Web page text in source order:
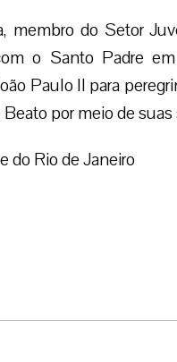
membro do Setor
o Santo Padre
Paulo II para
por meio de
do Rio de Janeiro